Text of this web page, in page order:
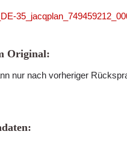
Original:
nur nach vorheriger